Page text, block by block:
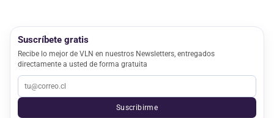
Suscríbete gratis
Recibe lo mejor de VLN en nuestros Newsletters, entregados
directamente a usted de forma gratuita
Suscribirme